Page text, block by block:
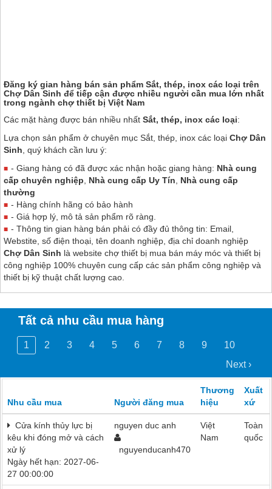
Đăng ký gian hàng bán sản phẩm Sắt, thép, inox các loại trên
Chợ Dân Sinh để tiếp cận được nhiều người cần mua lớn nhất
trong ngành chợ thiết bị Việt Nam
Các mặt hàng được bán nhiều nhất Sắt, thép, inox các loại:
Lựa chọn sản phẩm ở chuyên mục Sắt, thép, inox các loại Chợ Dân
Sinh, quý khách cần lưu ý:
- Giang hàng có đã được xác nhận hoặc giang hàng: Nhà cung
cấp chuyên nghiệp, Nhà cung cấp Uy Tín, Nhà cung cấp
thường
- Hàng chính hãng có bảo hành
- Giá hợp lý, mô tả sản phẩm rõ ràng.
- Thông tin gian hàng bán phải có đầy đủ thông tin: Email,
Webstite, số điện thoại, tên doanh nghiệp, địa chỉ doanh nghiệp
Chợ Dân Sinh là website chợ thiết bị mua bán máy móc và thiết bị
công nghiệp 100% chuyên cung cấp các sản phẩm công nghiệp và
thiết bị kỹ thuật chất lượng cao.
Tất cả nhu cầu mua hàng
1 2 3 4 5 6 7 8 9
10
Next ›
Nhu cầu mua Người đăng mua
Thương
hiệu
Xuất
xứ
Cửa kính thủy lực bị
kêu khi đóng mở và cách
xử lý
Ngày hết hạn: 2027-06-
27 00:00:00
nguyen duc anh
nguyenducanh470
Việt
Nam
Toàn
quốc